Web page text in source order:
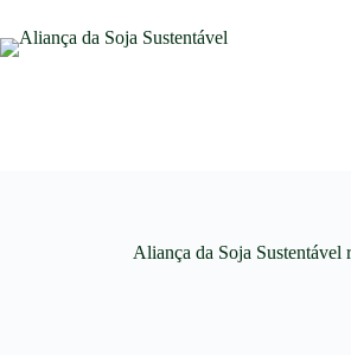
Aliança da Soja Sustentável